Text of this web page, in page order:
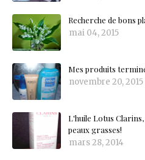
Recherche de bons
mai 04, 2015
Mes produits
novembre 20, 2015
L'huile Lotus
peaux grasses!
mars 28, 2014